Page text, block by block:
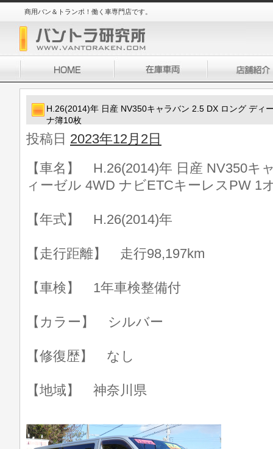
商用バン＆トランポ！働く車専門店です。
H.26(2014)年 日産 NV350キャラバン 2.5 DX ロング ディ
ナ簿10枚
投稿日 2023年12月2日
【車名】 H.26(2014)年 日産 NV350キ
ィーゼル 4WD ナビETCキーレスPW 1
【年式】 H.26(2014)年
【走行距離】 走行98,197km
【車検】 1年車検整備付
【カラー】 シルバー
【修復歴】 なし
【地域】 神奈川県